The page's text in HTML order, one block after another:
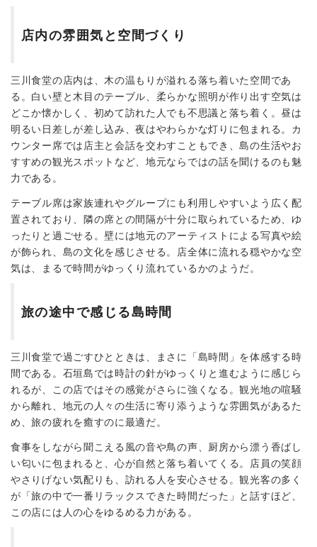
店内の雰囲気と空間づくり
三川食堂の店内は、木の温もりが溢れる落ち着いた空間であ
る。白い壁と木目のテーブル、柔らかな照明が作り出す空気は
どこか懐かしく、初めて訪れた人でも不思議と落ち着く。昼は
明るい日差しが差し込み、夜はやわらかな灯りに包まれる。カ
ウンター席では店主と会話を交わすこともでき、島の生活やお
すすめの観光スポットなど、地元ならではの話を聞けるのも魅
力である。
テーブル席は家族連れやグループにも利用しやすいよう広く配
置されており、隣の席との間隔が十分に取られているため、ゆ
ったりと過ごせる。壁には地元のアーティストによる写真や絵
が飾られ、島の文化を感じさせる。店全体に流れる穏やかな空
気は、まるで時間がゆっくり流れているかのようだ。
旅の途中で感じる島時間
三川食堂で過ごすひとときは、まさに「島時間」を体感する時
間である。石垣島では時計の針がゆっくりと進むように感じら
れるが、この店ではその感覚がさらに強くなる。観光地の喧騒
から離れ、地元の人々の生活に寄り添うような雰囲気があるた
め、旅の疲れを癒すのに最適だ。
食事をしながら聞こえる風の音や鳥の声、厨房から漂う香ばし
い匂いに包まれると、心が自然と落ち着いてくる。店員の笑顔
やさりげない気配りも、訪れる人を安心させる。観光客の多く
が「旅の中で一番リラックスできた時間だった」と話すほど、
この店には人の心をゆるめる力がある。